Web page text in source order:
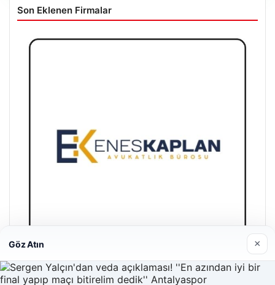
Son Eklenen Firmalar
Enes Kaplan Avukatlık Bürosu
Göz Atın ×